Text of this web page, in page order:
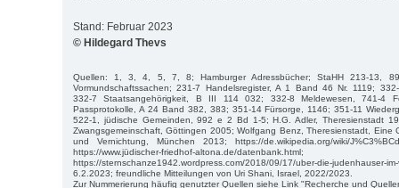
Stand: Februar 2023
© Hildegard Thevs
Quellen: 1, 3, 4, 5, 7, 8; Hamburger Adressbücher; StaHH 213-13,
Vormundschaftssachen; 231-7 Handelsregister, A 1 Band 46 Nr. 1119;
332-7 Staatsangehörigkeit, B III 114 032; 332-8 Meldewesen, 741-4
Passprotokolle, A 24 Band 382, 383; 351-14 Fürsorge, 1146; 351-11
522-1, jüdische Gemeinden, 992 e 2 Bd 1-5; H.G. Adler, Theresienstadt
Zwangsgemeinschaft, Göttingen 2005; Wolfgang Benz, Theresienstadt, Eine
und Vernichtung, München 2013; https://de.wikipedia.org/wiki/
https://www.jüdischer-friedhof-altona.de/datenbank.html;
https://sternschanze1942.wordpress.com/2018/09/17/uber-die-
6.2.2023; freundliche Mitteilungen von Uri Shani, Israel, 2022/2023.
Zur Nummerierung häufig genutzter Quellen siehe Link "Recherche und